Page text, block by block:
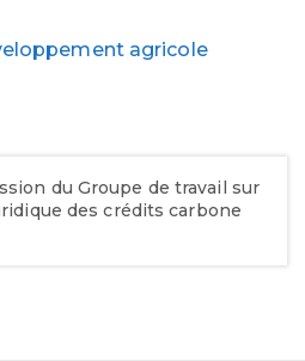
agricole
du Groupe de travail sur
des crédits carbone